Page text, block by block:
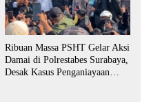
Ribuan Massa PSHT Gelar Aksi
Damai di Polrestabes Surabaya,
Desak Kasus Penganiayaan